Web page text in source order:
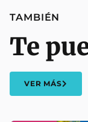
TAMBIÉN
Te
VER MÁS